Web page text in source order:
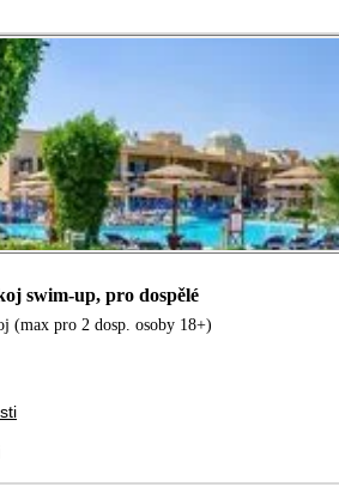
swim-up, pro dospělé
(max pro 2 dosp. osoby 18+)